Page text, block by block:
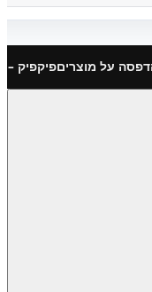
פיקפיק –